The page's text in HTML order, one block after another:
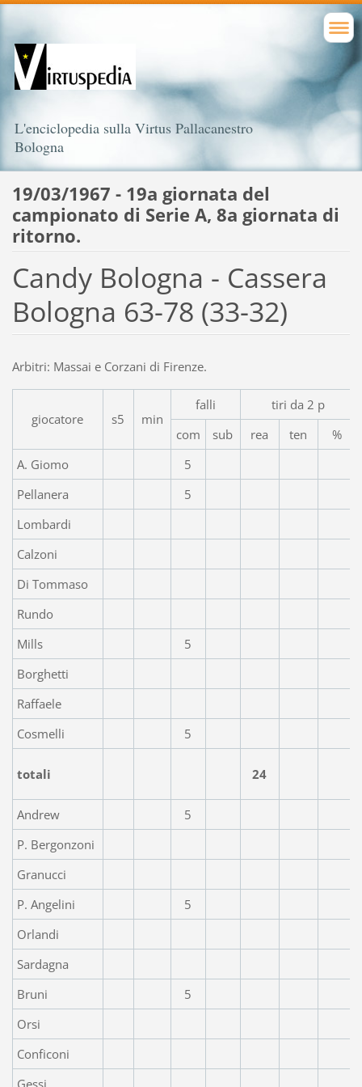
L'enciclopedia sulla Virtus Pallacanestro
Bologna
19/03/1967 - 19a giornata del
campionato di Serie A, 8a giornata di
ritorno.
Candy Bologna - Cassera
Bologna 63-78 (33-32)
Arbitri: Massai e Corzani di Firenze.
giocatore s5 min
falli
tiri da 2 p
com
sub rea ten
%
A. Giomo
5
Pellanera
5
Lombardi
Calzoni
Di Tommaso
Rundo
Mills
5
Borghetti
Raffaele
Cosmelli
5
totali 24
Andrew
5
P. Bergonzoni
Granucci
P. Angelini
5
Orlandi
Sardagna
Bruni
5
Orsi
Conficoni
Gessi